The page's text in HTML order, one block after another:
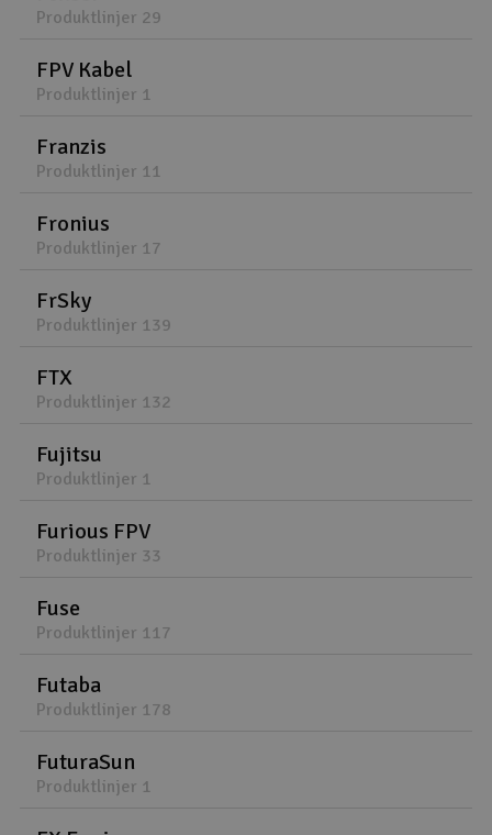
Produktlinjer 29
FPV Kabel
Produktlinjer 1
Franzis
Produktlinjer 11
Fronius
Produktlinjer 17
FrSky
Produktlinjer 139
FTX
Produktlinjer 132
Fujitsu
Produktlinjer 1
Furious FPV
Produktlinjer 33
Fuse
Produktlinjer 117
Futaba
Produktlinjer 178
FuturaSun
Produktlinjer 1